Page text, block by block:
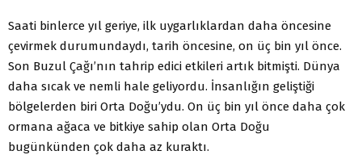
Saati binlerce yıl geriye, ilk uygarlıklardan daha öncesine
çevirmek durumundaydı, tarih öncesine, on üç bin yıl önce.
Son Buzul Çağı’nın tahrip edici etkileri artık bitmişti. Dünya
daha sıcak ve nemli hale geliyordu. İnsanlığın geliştiği
bölgelerden biri Orta Doğu’ydu. On üç bin yıl önce daha çok
ormana ağaca ve bitkiye sahip olan Orta Doğu
bugünkünden çok daha az kuraktı.